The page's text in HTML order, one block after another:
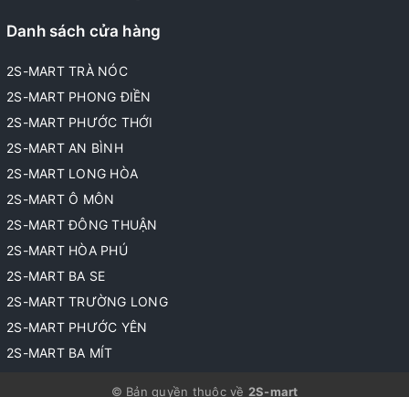
Danh sách cửa hàng
2S-MART TRÀ NÓC
2S-MART PHONG ĐIỀN
2S-MART PHƯỚC THỚI
2S-MART AN BÌNH
2S-MART LONG HÒA
2S-MART Ô MÔN
2S-MART ĐÔNG THUẬN
2S-MART HÒA PHÚ
2S-MART BA SE
2S-MART TRƯỜNG LONG
2S-MART PHƯỚC YÊN
2S-MART BA MÍT
© Bản quyền thuộc về 2S-mart